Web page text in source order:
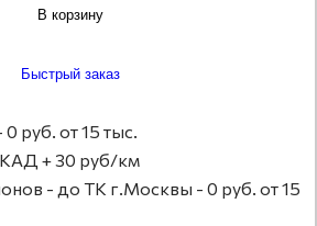
В корзину
Быстрый заказ
руб. от 15 тыс.
+ 30 руб/км
- до ТК г.Москвы - 0 руб. от 15